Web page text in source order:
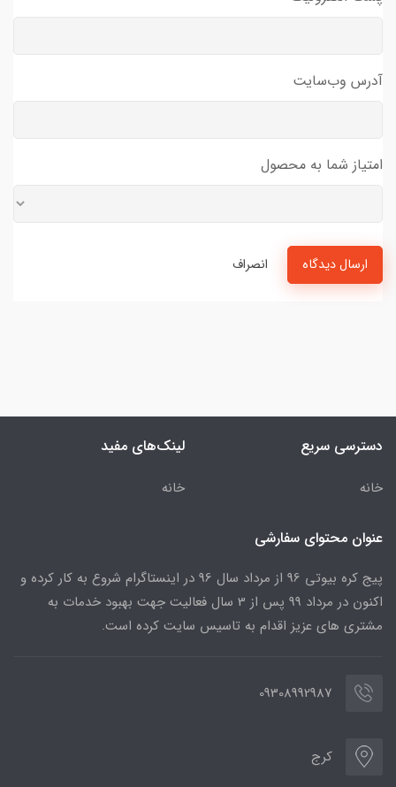
آدرس وب‌سایت
امتیاز شما به محصول
ارسال دیدگاه انصراف
دسترسی سریع
خانه
لینک‌های مفید
خانه
عنوان محتوای سفارشی
پیج کره بیوتی 96 از مرداد سال 96 در اینستاگرام شروع به کار کرده و
اکنون در مرداد 99 پس از 3 سال فعالیت جهت بهبود خدمات به
مشتری های عزیز اقدام به تاسیس سایت کرده است.
09308992987
کرج